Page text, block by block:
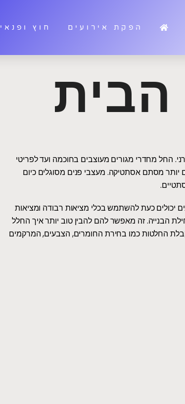
הפקת אירועים חוץ ופנאי
הבית
החל מחדרי מגורים מעוצבים בחוכמה ועד לפריטי
יותר מסתם אסתטיקה. מעצבי פנים מסוגלים כיום
יכולים כעת להשתמש בכלי מציאות רבודה ומציאות
הבנייה. זה מאפשר להם להבין טוב יותר איך החלל
החלטות כמו בחירת החומרים, הצבעים, המרקמים